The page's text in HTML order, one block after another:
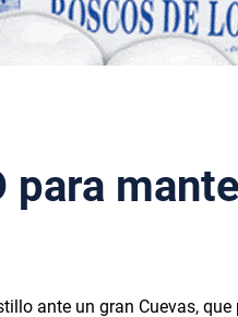
para
ante un gran Cuevas, que